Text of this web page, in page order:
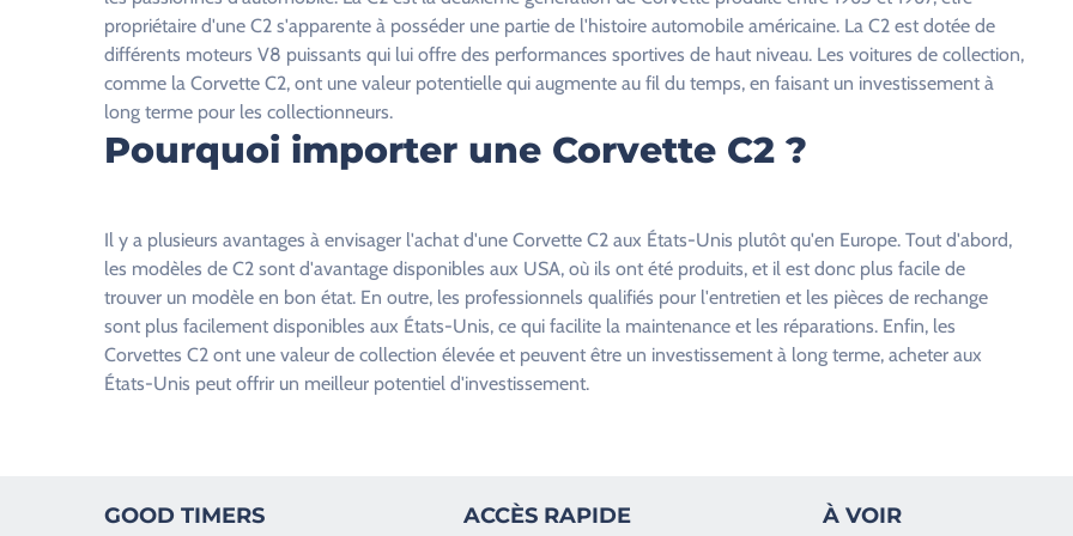
a
s
e
e
c
h
a
m
p
e
propriétaire d'une C2 s'apparente à posséder une partie de l'histoire automobile américaine. La C2 est dotée de
différents moteurs V8 puissants qui lui offre des performances sportives de haut niveau. Les voitures de collection,
comme la Corvette C2, ont une valeur potentielle qui augmente au fil du temps, en faisant un investissement à
long terme pour les collectionneurs.
Pourquoi importer une Corvette C2 ?
Il y a plusieurs avantages à envisager l'achat d'une Corvette C2 aux États-Unis plutôt qu'en Europe. Tout d'abord,
les modèles de C2 sont d'avantage disponibles aux USA, où ils ont été produits, et il est donc plus facile de
trouver un modèle en bon état. En outre, les professionnels qualifiés pour l'entretien et les pièces de rechange
sont plus facilement disponibles aux États-Unis, ce qui facilite la maintenance et les réparations. Enfin, les
Corvettes C2 ont une valeur de collection élevée et peuvent être un investissement à long terme, acheter aux
États-Unis peut offrir un meilleur potentiel d'investissement.
GOOD TIMERS ACCÈS RAPIDE À VOIR